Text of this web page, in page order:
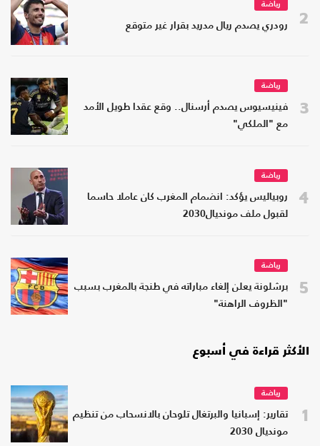
2
رياضة
رودري يصدم ريال مدريد بقرار غير متوقع
3
رياضة
فينيسيوس يصدم أرسنال.. وقع عقدا طويل الأمد
مع "الملكي"
4
رياضة
روبياليس يؤكد: انضمام المغرب كان عاملا حاسما
لقبول ملف مونديال2030
5
رياضة
برشلونة يعلن إلغاء مباراته في طنجة بالمغرب بسبب
"الظروف الراهنة"
الأكثر قراءة في أسبوع
1
رياضة
تقارير: إسبانيا والبرتغال تلوحان بالانسحاب من تنظيم
مونديال 2030